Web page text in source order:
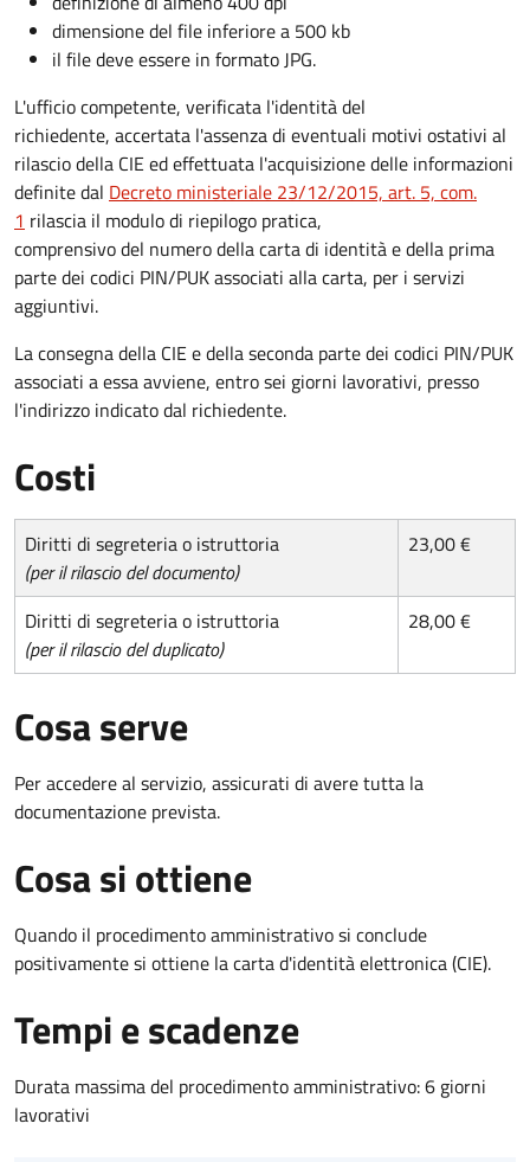
dimensione del file inferiore a 500 kb
il file deve essere in formato JPG.
L'ufficio competente, verificata l'identità del
richiedente, accertata l'assenza di eventuali motivi ostativi al
rilascio della CIE ed effettuata l'acquisizione delle informazioni
definite dal Decreto ministeriale 23/12/2015, art. 5, com.
1 rilascia il modulo di riepilogo pratica,
comprensivo del numero della carta di identità e della prima
parte dei codici PIN/PUK associati alla carta, per i servizi
aggiuntivi.
La consegna della CIE e della seconda parte dei codici PIN/PUK
associati a essa avviene, entro sei giorni lavorativi, presso
l'indirizzo indicato dal richiedente.
Costi
Diritti di segreteria o istruttoria
(per il rilascio del documento)
23,00 €
Diritti di segreteria o istruttoria
(per il rilascio del duplicato)
28,00 €
Cosa serve
Per accedere al servizio, assicurati di avere tutta la
documentazione prevista.
Cosa si ottiene
Quando il procedimento amministrativo si conclude
positivamente si ottiene la carta d'identità elettronica (CIE).
Tempi e scadenze
Durata massima del procedimento amministrativo: 6 giorni
lavorativi